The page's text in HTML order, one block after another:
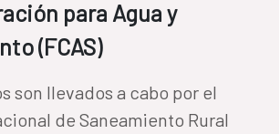
para Agua y
(FCAS)
son llevados a cabo por el
de Saneamiento Rural